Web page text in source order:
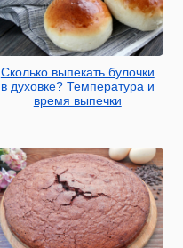
Сколько выпекать булочки
в духовке? Температура и
время выпечки